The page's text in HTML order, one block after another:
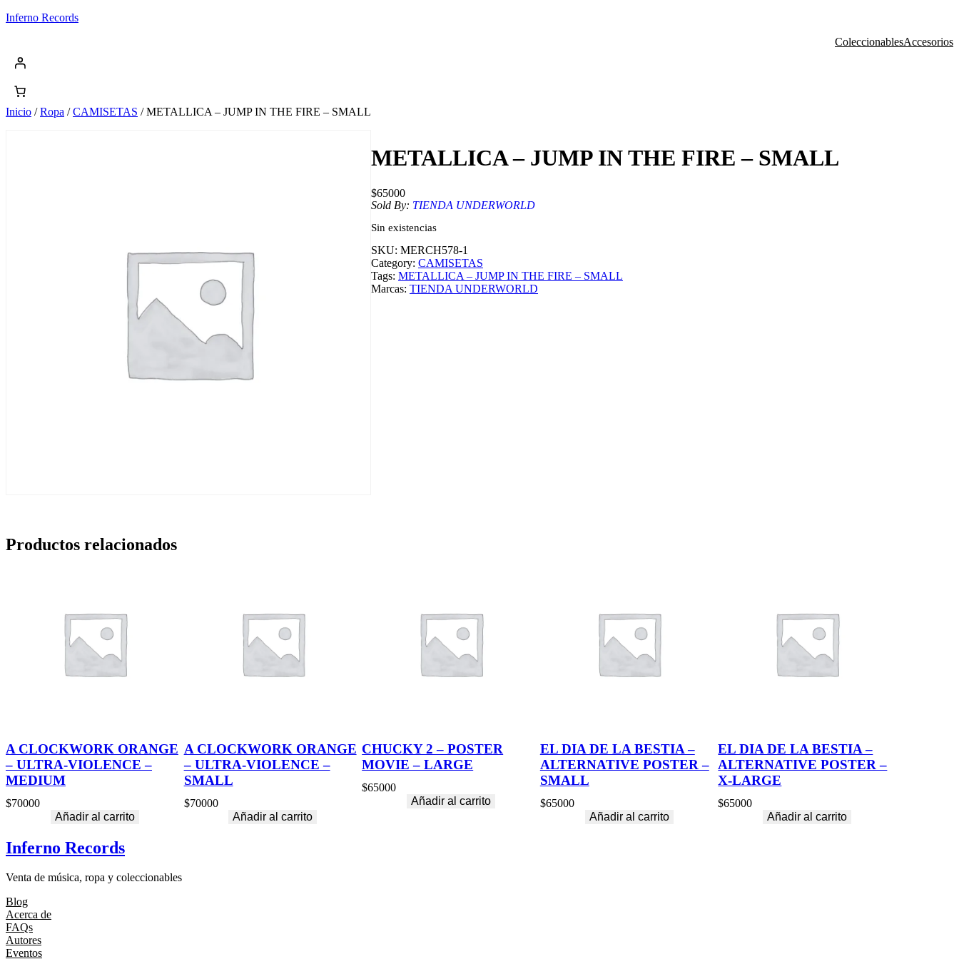
Saltar
Inferno Records
ColeccionablesAccesorios
Inicio /Ropa /CAMISETAS / METALLICA – JUMP IN THE FIRE – SMALL
METALLICA – JUMP IN THE FIRE – SMALL
$65000
Sold By: TIENDA UNDERWORLD
Sin existencias
SKU: MERCH578-1
Category: CAMISETAS
Tags: METALLICA – JUMP IN THE FIRE – SMALL
Marcas: TIENDA UNDERWORLD
Productos relacionados
A CLOCKWORK ORANGE
– ULTRA-VIOLENCE –
MEDIUM
$70000
Añadir al carrito
A CLOCKWORK ORANGE
– ULTRA-VIOLENCE –
SMALL
$70000
Añadir al carrito
CHUCKY 2 – POSTER
MOVIE – LARGE
$65000
Añadir al carrito
EL DIA DE LA BESTIA –
ALTERNATIVE POSTER –
SMALL
$65000
Añadir al carrito
EL DIA DE LA BESTIA –
ALTERNATIVE POSTER –
X-LARGE
$65000
Añadir al carrito
Inferno Records
Venta de música, ropa y coleccionables
Blog
Acerca de
FAQs
Autores
Eventos